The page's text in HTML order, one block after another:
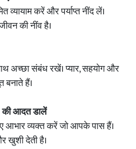
व्यायाम करें और पर्याप्त नींद लें।
की नींव है।
अच्छा संबंध रखें। प्यार, सहयोग और
बनाते हैं।
की आदत डालें
आभार व्यक्त करें जो आपके पास हैं।
खुशी देती है।